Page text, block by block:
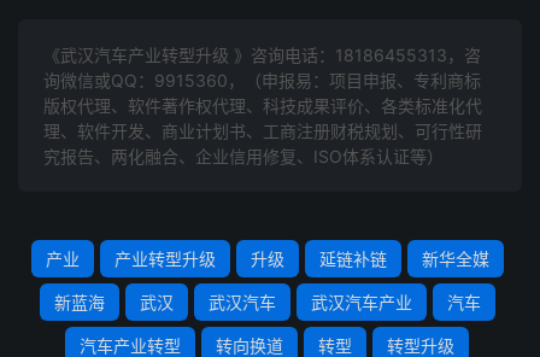
《武汉汽车产业转型升级 》咨询电话： 18186455313 ，咨
询微信或QQ：9915360，（申报易：项目申报、专利商标
版权代理、软件著作权代理、科技成果评价、各类标准化代
理、软件开发、商业计划书、工商注册财税规划、可行性研
究报告、两化融合、企业信用修复、ISO体系认证等）
产业 产业转型升级 升级 延链补链 新华全媒
新蓝海 武汉 武汉汽车 武汉汽车产业 汽车
汽车产业转型 转向换道 转型 转型升级